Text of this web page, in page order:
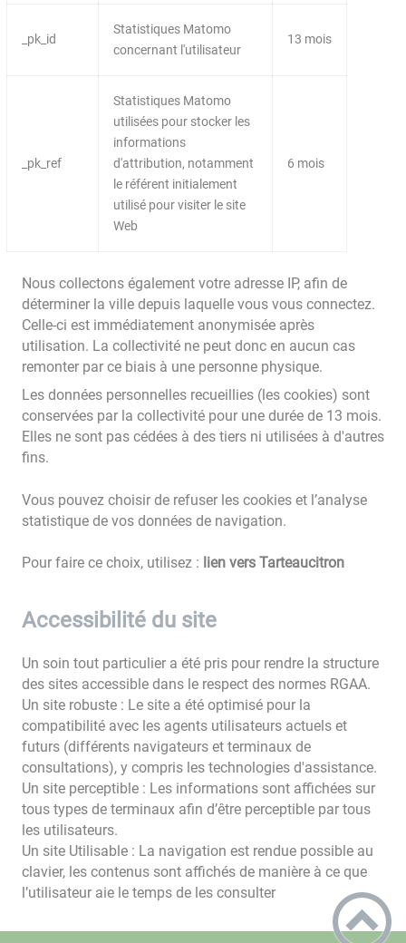
_pk_id
Statistiques Matomo
concernant l'utilisateur
13 mois
_pk_ref
Statistiques Matomo
utilisées pour stocker les
informations
d'attribution, notamment
le référent initialement
utilisé pour visiter le site
Web
6 mois
Nous collectons également votre adresse IP, afin de
déterminer la ville depuis laquelle vous vous connectez.
Celle-ci est immédiatement anonymisée après
utilisation. La collectivité ne peut donc en aucun cas
remonter par ce biais à une personne physique.
Les données personnelles recueillies (les cookies) sont
conservées par la collectivité pour une durée de 13 mois.
Elles ne sont pas cédées à des tiers ni utilisées à d'autres
fins.
Vous pouvez choisir de refuser les cookies et l’analyse
statistique de vos données de navigation.
Pour faire ce choix, utilisez : lien vers Tarteaucitron
Accessibilité du site
Un soin tout particulier a été pris pour rendre la structure
des sites accessible dans le respect des normes RGAA.
Un site robuste : Le site a été optimisé pour la
compatibilité avec les agents utilisateurs actuels et
futurs (différents navigateurs et terminaux de
consultations), y compris les technologies d'assistance.
Un site perceptible : Les informations sont affichées sur
tous types de terminaux afin d’être perceptible par tous
les utilisateurs.
Un site Utilisable : La navigation est rendue possible au
clavier, les contenus sont affichés de manière à ce que
l’utilisateur aie le temps de les consulter